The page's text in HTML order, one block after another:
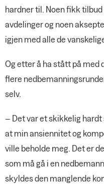
hardner til. Noen fikk
avdelinger og noen
igjen med alle de
Og etter å ha stått på med
flere
selv.
– Det var et skikkelig
at min ansiennitet og
ville beholde meg. Det er
som må gå i en
skyldes den manglende